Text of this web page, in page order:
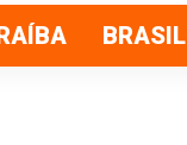
BRASIL